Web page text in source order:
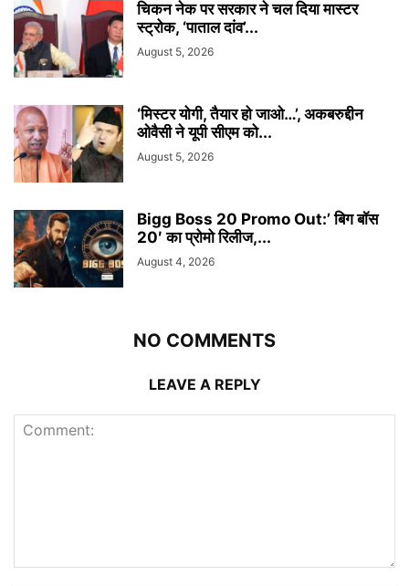
चिकन नेक पर सरकार ने चल दिया मास्टर
स्ट्रोक, ‘पाताल दांव’...
August 5, 2026
‘मिस्टर योगी, तैयार हो जाओ…’, अकबरुद्दीन
ओवैसी ने यूपी सीएम को...
August 5, 2026
Bigg Boss 20 Promo Out:’ बिग बॉस
20′ का प्रोमो रिलीज,...
August 4, 2026
NO COMMENTS
LEAVE A REPLY